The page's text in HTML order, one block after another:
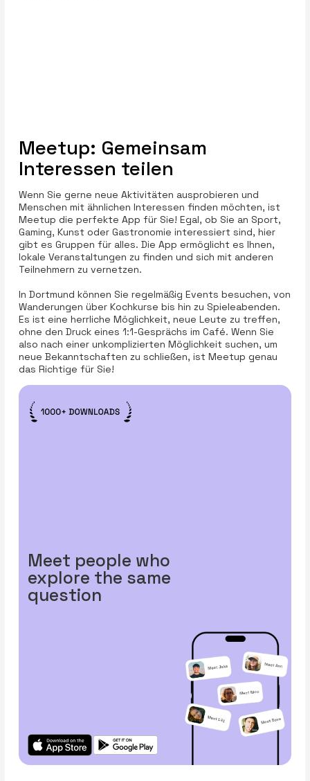
Meetup: Gemeinsam
Interessen teilen
Wenn Sie gerne neue Aktivitäten ausprobieren und
Menschen mit ähnlichen Interessen finden möchten, ist
Meetup die perfekte App für Sie! Egal, ob Sie an Sport,
Gaming, Kunst oder Gastronomie interessiert sind, hier
gibt es Gruppen für alles. Die App ermöglicht es Ihnen,
lokale Veranstaltungen zu finden und sich mit anderen
Teilnehmern zu vernetzen.
In Dortmund können Sie regelmäßig Events besuchen, von
Wanderungen über Kochkurse bis hin zu Spieleabenden.
Es ist eine herrliche Möglichkeit, neue Leute zu treffen,
ohne den Druck eines 1:1-Gesprächs im Café. Wenn Sie
also nach einer unkomplizierten Möglichkeit suchen, um
neue Bekanntschaften zu schließen, ist Meetup genau
das Richtige für Sie!
Meet people who
explore the same
question